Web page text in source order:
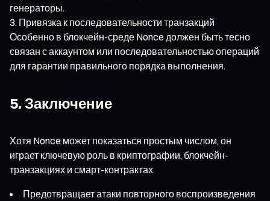
генераторы.
Привязка к последовательности транзакций
Особенно в блокчейн-среде Nonce должен быть тесно
связан с аккаунтом или последовательностью операций
для гарантии правильного порядка выполнения.
5. Заключение
Хотя Nonce может показаться простым числом, он
играет ключевую роль в криптографии, блокчейн-
транзакциях и смарт-контрактах.
Предотвращает атаки повторного воспроизведения